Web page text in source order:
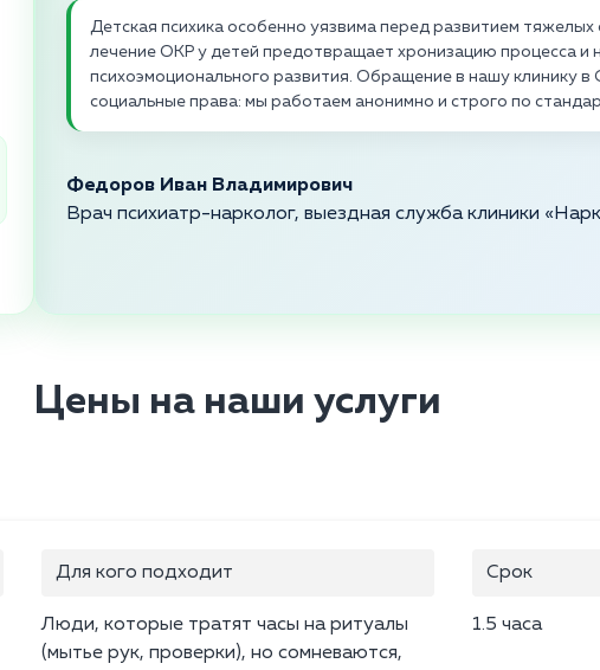
Детская психика особенно уязвима перед развитием
лечение ОКР у детей предотвращает хронизацию процесса
психоэмоционального развития. Обращение в нашу клинику в
социальные права: мы работаем анонимно и строго по
Федоров Иван Владимирович
Врач психиатр-нарколог, выездная служба клиники
Цены на наши услуги
Для кого подходит
Люди, которые тратят часы на ритуалы
(мытье рук, проверки), но сомневаются,
Срок
1.5 часа